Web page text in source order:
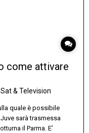
come attivare
& Television
quale è possibile
sarà trasmessa
il Parma. E’